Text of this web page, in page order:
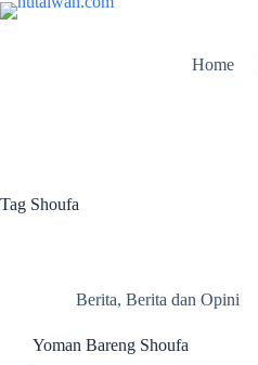
Home
Tag Shoufa
Berita, Berita dan Opini
Yoman Bareng Shoufa